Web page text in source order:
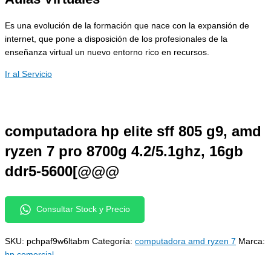
Es una evolución de la formación que nace con la expansión de
internet, que pone a disposición de los profesionales de la
enseñanza virtual un nuevo entorno rico en recursos.
Ir al Servicio
computadora hp elite sff 805 g9, amd
ryzen 7 pro 8700g 4.2/5.1ghz, 16gb
ddr5-5600[@@@
Consultar Stock y Precio
SKU: pchpaf9w6ltabm Categoría: computadora amd ryzen 7 Marca: